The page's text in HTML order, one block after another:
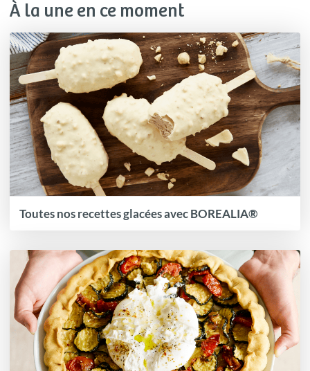
À la une en ce moment
Toutes nos recettes glacées avec BOREALIA®